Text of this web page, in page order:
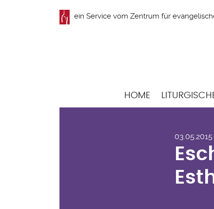
ein Service vom Zentrum für
Hauptnavigation
HOME